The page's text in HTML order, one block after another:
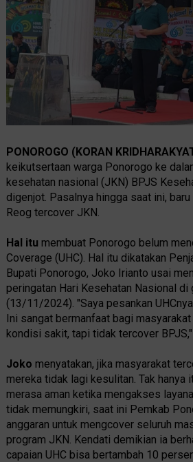
PONOROGO (KORAN
keikutsertaan warga Ponorogo ke
kesehatan nasional (JKN) BPJS
digenjot. Pasalnya hingga saat ini,
Reog tercover JKN.
Hal itu membuat Ponorogo belum
Coverage (UHC). Hal itu dikatakan
Bupati Ponorogo, Joko Irianto usai
peringatan Hari Kesehatan Nasional di
(13/11/2024). "Saya pesankan
Ini sangat bermanfaat bagi
kondisi sakit, tapi tidak tercover BPJS,"
Joko menyatakan, jika masyarakat
mereka tidak lagi kesulitan. Tak hanya
merasa aman ketika mengakses
tidak memungkiri, saat ini Pemkab
anggaran untuk mengcover seluruh
program JKN. Kendati demikian ia
capaian UHC bisa bertambah 10